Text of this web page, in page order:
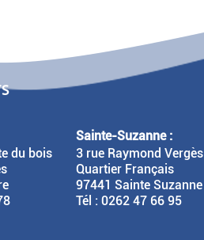
Sainte-Suzanne :
du bois
3 rue Raymond Vergès
Quartier Français
97441 Sainte Suzanne
Tél : 0262 47 66 95